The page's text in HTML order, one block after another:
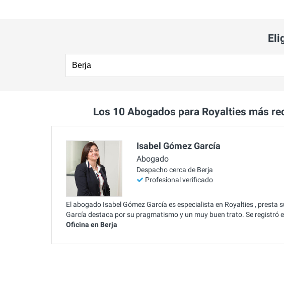
Los 10 Abogados para Royalties más
Isabel Gómez García
Abogado
Despacho cerca de Berja
Profesional verificado
El abogado Isabel Gómez García es especialista en Royalties , presta
García destaca por su pragmatismo y un muy buen trato. Se registró
Oficina en Berja